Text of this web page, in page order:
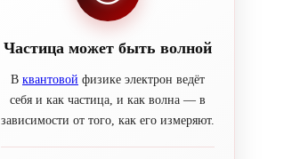
Частица может быть волной
В квантовой физике электрон ведёт
себя и как частица, и как волна — в
зависимости от того, как его измеряют.